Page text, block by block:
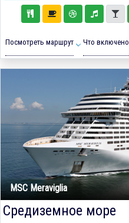
Посмотреть маршрут Что включено
MSC Meraviglia
Средиземное море